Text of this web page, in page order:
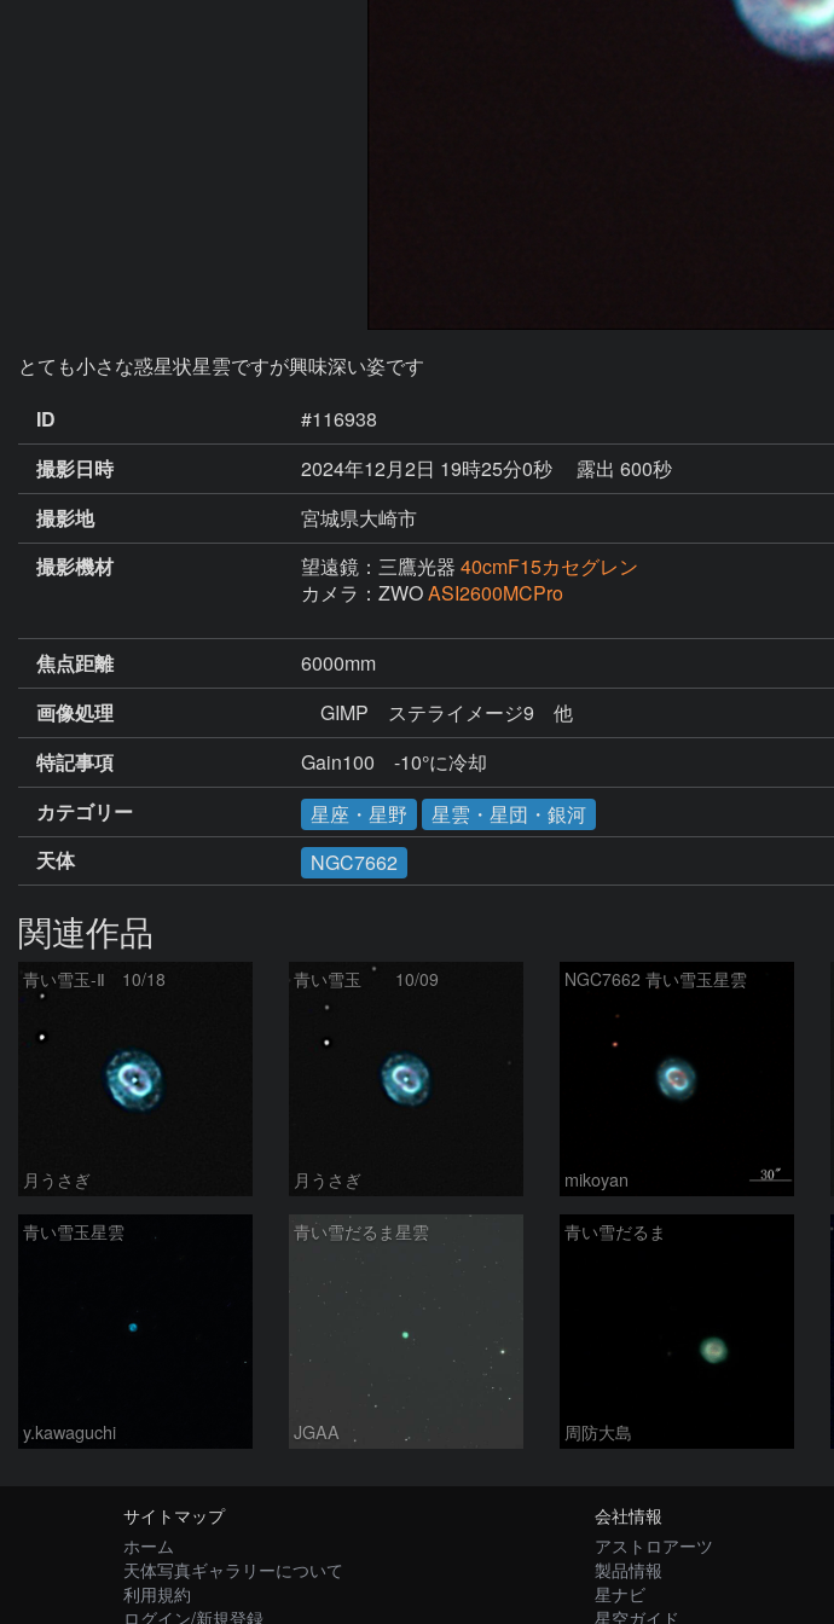
とても小さな惑星状星雲ですが興味深い姿です
ID
#116938
撮影日時
2024年12月2日 19時25分0秒
露出 600秒
撮影地
宮城県大崎市
撮影機材
望遠鏡：三鷹光器 40cmF15カセグレン
カメラ：ZWOASI2600MCPro
焦点距離
6000mm
画像処理
GIMP　ステライメージ9　他
特記事項
Gain100　-10°に冷却
カテゴリー
星座・星野
星雲・星団・銀河
天体
NGC7662
関連作品
青い雪玉-Ⅱ 10/18
月うさぎ
青い雪玉 10/09
月うさぎ
NGC7662 青い雪玉星雲
mikoyan
青い雪玉星雲
y.kawaguchi
青い雪だるま星雲
JGAA
青い雪だるま
周防大島
サイトマップ
ホーム
天体写真ギャラリーについて
利用規約
ログイン/新規登録
会社情報
アストロアーツ
製品情報
星ナビ
星空ガイド